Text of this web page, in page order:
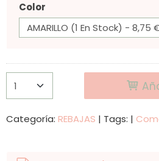
Color
Categoría: REBAJAS | Tags: |